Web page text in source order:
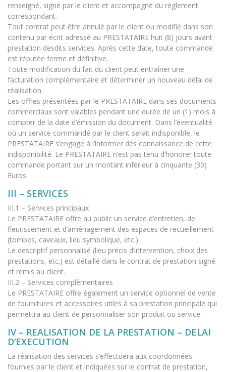
renseigné, signé par le client et accompagné du règlement
correspondant.
Tout contrat peut être annulé par le client ou modifié dans son
contenu par écrit adressé au PRESTATAIRE huit (8) jours avant
prestation desdits services. Après cette date, toute commande
est réputée ferme et définitive.
Toute modification du fait du client peut entraîner une
facturation complémentaire et déterminer un nouveau délai de
réalisation.
Les offres présentées par le PRESTATAIRE dans ses documents
commerciaux sont valables pendant une durée de un (1) mois à
compter de la date d’émission du document. Dans l’éventualité
où un service commandé par le client serait indisponible, le
PRESTATAIRE s’engage à l’informer dès connaissance de cette
indisponibilité. Le PRESTATAIRE n’est pas tenu d’honorer toute
commande portant sur un montant inférieur à cinquante (30)
Euros.
III – SERVICES
III.1 – Services principaux
Le PRESTATAIRE offre au public un service d’entretien, de
fleurissement et d’aménagement des espaces de recueillement
(tombes, caveaux, lieu symbolique, etc.).
Le descriptif personnalisé (lieu précis d’intervention, choix des
prestations, etc.) est détaillé dans le contrat de prestation signé
et remis au client.
III.2 – Services complémentaires
Le PRESTATAIRE offre également un service optionnel de vente
de fournitures et accessoires utiles à sa prestation principale qui
permettra au client de personnaliser son produit ou service.
IV – REALISATION DE LA PRESTATION – DELAI
D’EXECUTION
La réalisation des services s’effectuera aux coordonnées
fournies par le client et indiquées sur le contrat de prestation,